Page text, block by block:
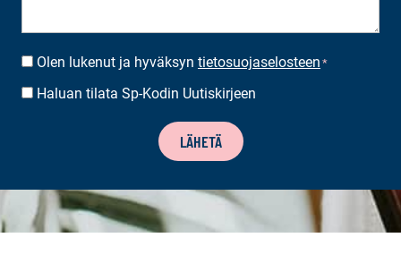
SUOSTUMUS*
Olen lukenut ja hyväksyn tietosuojaselosteen *
UUTISKIRJEEN
Haluan tilata Sp-Kodin Uutiskirjeen
LÄHETÄ